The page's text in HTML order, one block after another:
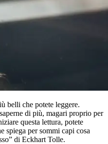
belli che potete leggere.
di più, magari proprio per
questa lettura, potete
spiega per sommi capi cosa
di Eckhart Tolle.